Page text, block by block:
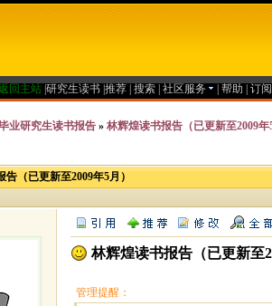
回主站 研究生读书 推荐 搜索 社区服务 帮助 订
业研究生读书报告 » 林辉煌读书报告（已更新至2009年
（已更新至2009年5月）
林辉煌读书报告（已更新至
管理提醒：